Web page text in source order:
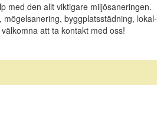
med den allt viktigare miljösaneringen.
byggplatsstädning, lokal-
att ta kontakt med oss!